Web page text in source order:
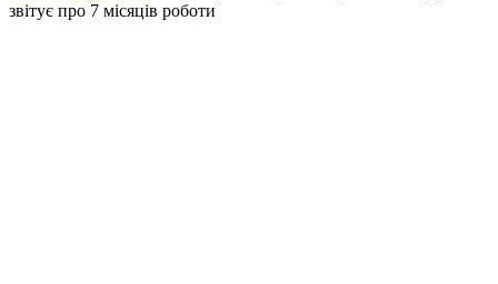
звітує про 7 місяців роботи